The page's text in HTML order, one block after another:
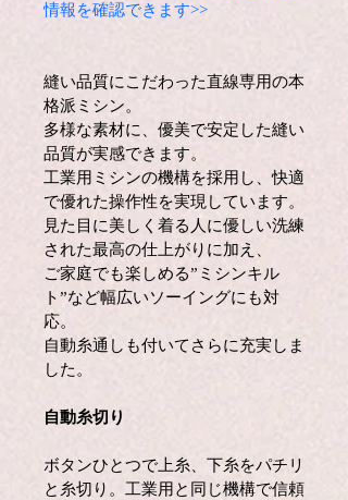
情報を確認できます>>
縫い品質にこだわった直線専用の本
格派ミシン。
多様な素材に、優美で安定した縫い
品質が実感できます。
工業用ミシンの機構を採用し、快適
で優れた操作性を実現しています。
見た目に美しく着る人に優しい洗練
された最高の仕上がりに加え、
ご家庭でも楽しめる”ミシンキル
ト”など幅広いソーイングにも対
応。
自動糸通しも付いてさらに充実しま
した。
自動糸切り
ボタンひとつで上糸、下糸をパチリ
と糸切り。工業用と同じ機構で信頼